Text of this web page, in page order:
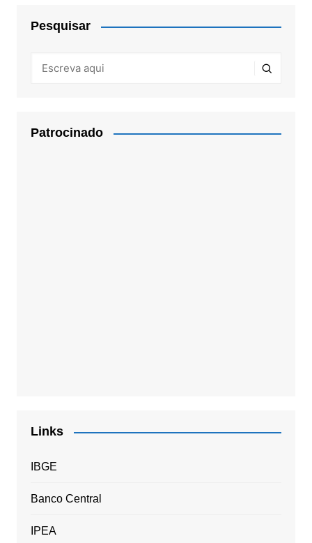
Pesquisar
Patrocinado
Links
IBGE
Banco Central
IPEA